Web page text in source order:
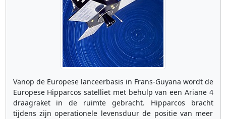
Vanop de Europese lanceerbasis in Frans-Guyana wordt de
Europese Hipparcos satelliet met behulp van een Ariane 4
draagraket in de ruimte gebracht. Hipparcos bracht
tijdens zijn operationele levensduur de positie van meer